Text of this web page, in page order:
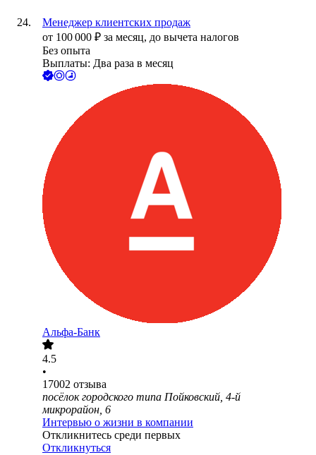
Менеджер клиентских продаж
от 100 000 ₽ за месяц, до вычета налогов
Без опыта
Выплаты: Два раза в месяц
Альфа-Банк
4.5
•
17002 отзыва
посёлок городского типа Пойковский, 4-й
микрорайон, 6
Интервью о жизни в компании
Откликнитесь среди первых
Откликнуться